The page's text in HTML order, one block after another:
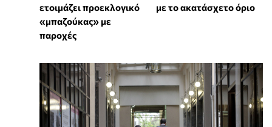
ετοιμάζει προεκλογικό
«μπαζούκας» με
παροχές
με το ακατάσχετο όριο